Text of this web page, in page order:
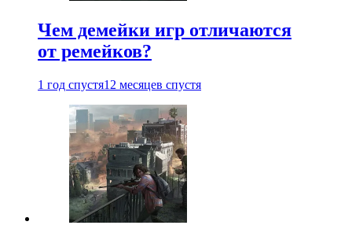
Чем демейки игр отличаются
от ремейков?
1 год спустя12 месяцев спустя